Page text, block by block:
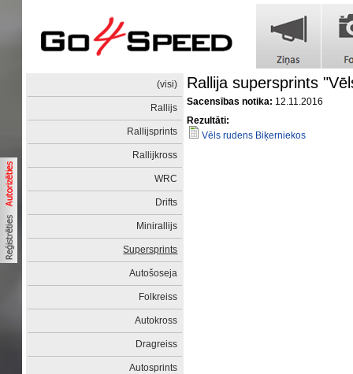
(visi)
Rallijs
Rallijsprints
Rallijkross
WRC
Drifts
Minirallijs
Supersprints
Autošoseja
Folkreiss
Autokross
Dragreiss
Autosprints
Rallija supersprints
Sacensības notika: 12.11.2016
Rezultāti:
Vēls rudens Biķerniekos